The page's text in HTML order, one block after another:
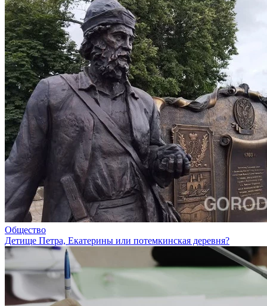
Общество
Детище Петра, Екатерины или потемкинская деревня?